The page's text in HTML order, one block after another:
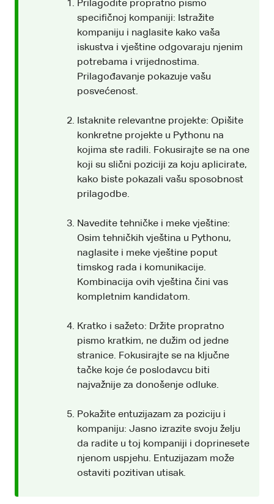
Prilagodite propratno pismo
specifičnoj kompaniji: Istražite
kompaniju i naglasite kako vaša
iskustva i vještine odgovaraju njenim
potrebama i vrijednostima.
Prilagođavanje pokazuje vašu
posvećenost.
Istaknite relevantne projekte: Opišite
konkretne projekte u Pythonu na
kojima ste radili. Fokusirajte se na one
koji su slični poziciji za koju aplicirate,
kako biste pokazali vašu sposobnost
prilagodbe.
Navedite tehničke i meke vještine:
Osim tehničkih vještina u Pythonu,
naglasite i meke vještine poput
timskog rada i komunikacije.
Kombinacija ovih vještina čini vas
kompletnim kandidatom.
Kratko i sažeto: Držite propratno
pismo kratkim, ne dužim od jedne
stranice. Fokusirajte se na ključne
tačke koje će poslodavcu biti
najvažnije za donošenje odluke.
Pokažite entuzijazam za poziciju i
kompaniju: Jasno izrazite svoju želju
da radite u toj kompaniji i doprinesete
njenom uspjehu. Entuzijazam može
ostaviti pozitivan utisak.